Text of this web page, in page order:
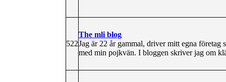
522
The mli blog
Jag är 22 år gammal, driver mitt egna
med min pojkvän. I bloggen skriver jag om